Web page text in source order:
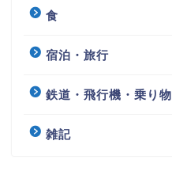
食
宿泊・旅行
鉄道・飛行機・乗り物
雑記